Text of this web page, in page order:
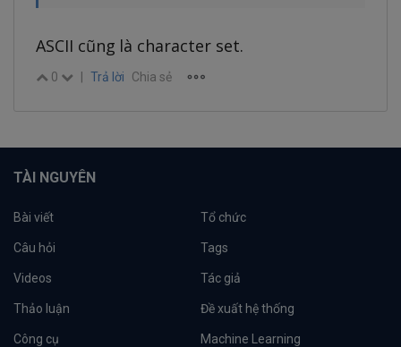
ASCII cũng là character set.
0 Trả lời Chia sẻ
TÀI NGUYÊN
Bài viết Tổ chức
Câu hỏi Tags
Videos Tác giả
Thảo luận Đề xuất hệ thống
Công cụ Machine Learning